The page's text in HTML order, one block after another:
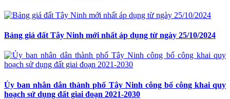
Bảng giá đất Tây Ninh mới nhất áp dụng từ ngày 25/10/2024
Ủy ban nhân dân thành phố Tây Ninh công bố công khai quy
hoạch sử dụng đất giai đoạn 2021-2030